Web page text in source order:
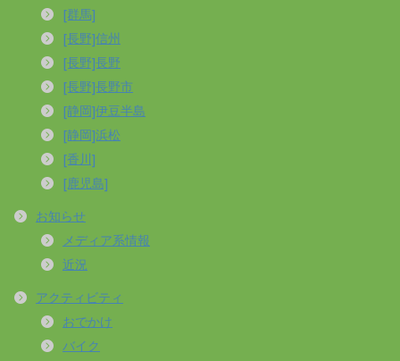
[群馬]
[長野]信州
[長野]長野
[長野]長野市
[静岡]伊豆半島
[静岡]浜松
[香川]
[鹿児島]
お知らせ
メディア系情報
近況
アクティビティ
おでかけ
バイク